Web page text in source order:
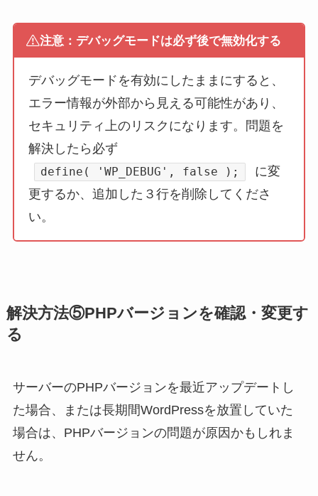
注意：デバッグモードは必ず後で無効化する
デバッグモードを有効にしたままにすると、
エラー情報が外部から見える可能性があり、
セキュリティ上のリスクになります。問題を
解決したら必ず
define( 'WP_DEBUG', false );
に変
更するか、追加した３行を削除してくださ
い。
解決方法⑤PHPバージョンを確認・変更す
る
サーバーのPHPバージョンを最近アップデートし
た場合、または長期間WordPressを放置していた
場合は、PHPバージョンの問題が原因かもしれま
せん。